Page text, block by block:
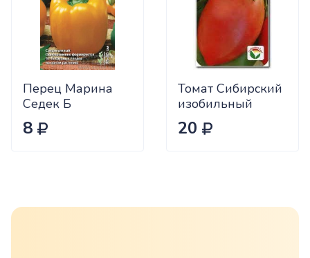
Перец Марина
Седек Б
8
Томат Сибирский
изобильный
Сиб.сад Ц
20